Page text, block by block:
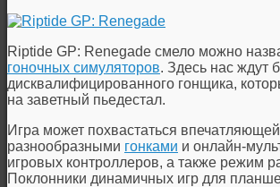
Riptide GP: Renegade смело можно
гоночных симуляторов. Здесь нас ждут
дисквалифицированного гонщика,
на заветный пьедестал.
Игра может похвастаться
разнообразными гонками и онлайн-
игровых контроллеров, а также режим
Поклонники динамичных игр для